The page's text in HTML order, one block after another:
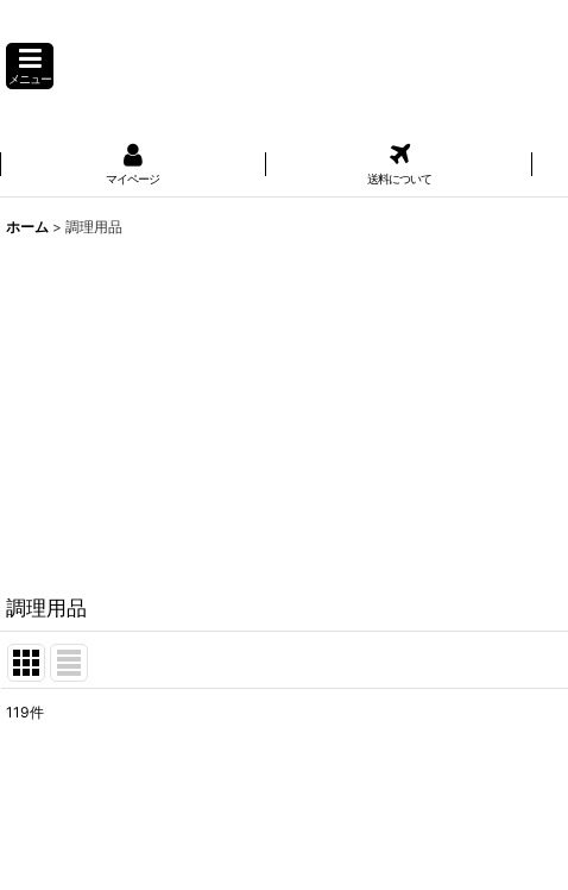
メニュー
マイページ 送料について
ホーム > 調理用品
調理用品
119件